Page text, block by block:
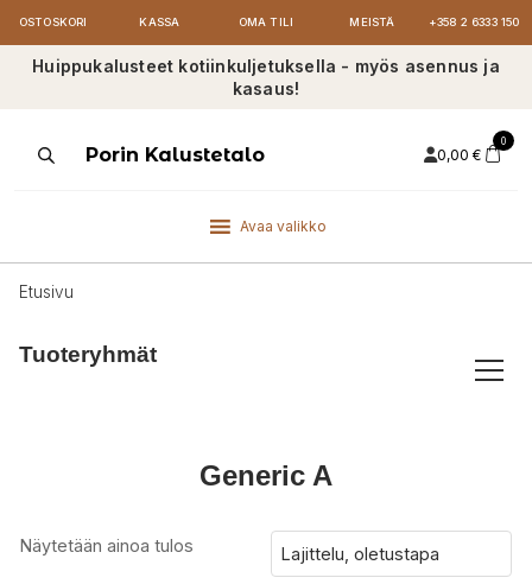
OSTOSKORI KASSA OMA TILI MEISTÄ +358 2 6333 150
Huippukalusteet kotiinkuljetuksella - myös asennus ja
kasaus!
ProductsPorin Kalustetalo 0,00 €
0
Avaa valikko
Etusivu
Tuoteryhmät
Generic A
Näytetään ainoa tulos